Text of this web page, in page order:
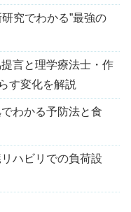
究でわかる”最強の
言と理学療法士・作
す変化を解説
わかる予防法と食
ハビリでの負荷設